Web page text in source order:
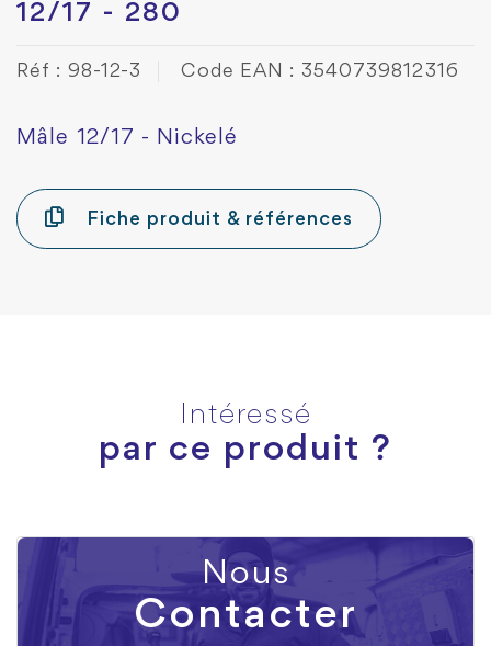
12/17 - 280
Réf : 98-12-3 Code EAN : 3540739812316
Mâle 12/17 - Nickelé
Fiche produit & références
Intéressé
par ce produit ?
Nous
Contacter